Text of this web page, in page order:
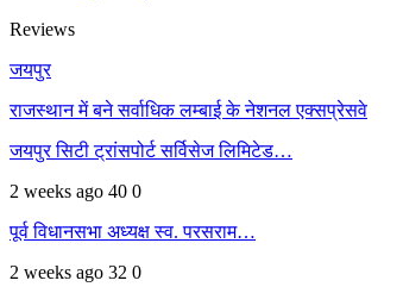
Reviews
जयपुर
राजस्थान में बने सर्वाधिक लम्बाई के नेशनल एक्सप्रेसवे
जयपुर सिटी ट्रांसपोर्ट सर्विसेज लिमिटेड…
2 weeks ago 40 0
पूर्व विधानसभा अध्यक्ष स्व. परसराम…
2 weeks ago 32 0